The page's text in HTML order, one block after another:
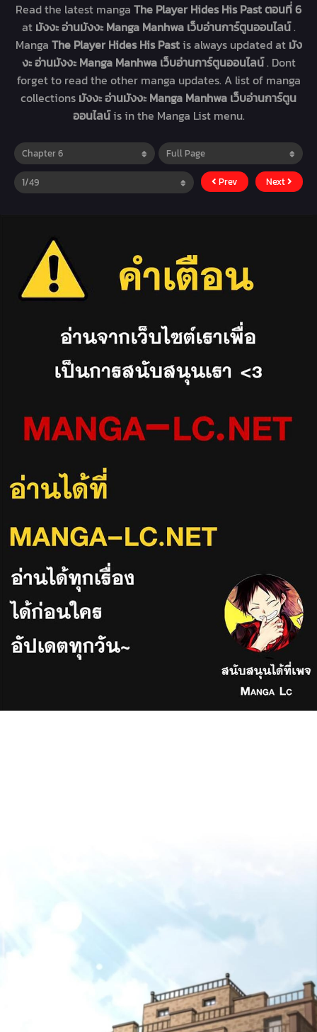
Read the latest manga The Player Hides His Past ตอนที่ 6
at มังงะ อ่านมังงะ Manga Manhwa เว็บอ่านการ์ตูนออนไลน์.
Manga The Player Hides His Pastis always updated at มัง
งะ อ่านมังงะ Manga Manhwa เว็บอ่านการ์ตูนออนไลน์. Dont
forget to read the other manga updates. A list of manga
collections มังงะ อ่านมังงะ Manga Manhwa เว็บอ่านการ์ตูน
ออนไลน์is in the Manga List menu.
Prev Next